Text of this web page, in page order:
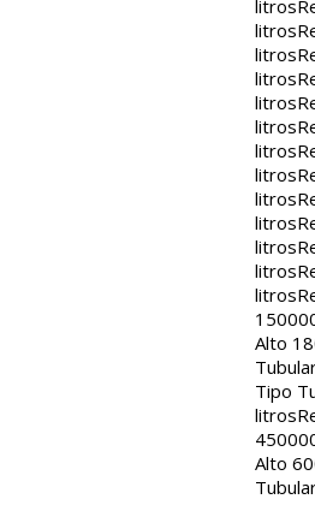
litros
litros
litros
litros
litros
litros
litros
litros
litros
litros
litros
litros
litros
Alto
Tipo
litros
Alto